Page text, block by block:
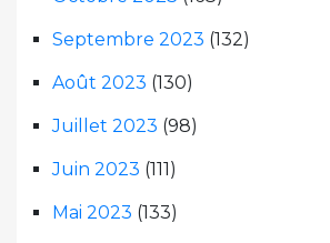
Septembre 2023 (132)
Août 2023 (130)
Juillet 2023 (98)
Juin 2023 (111)
Mai 2023 (133)